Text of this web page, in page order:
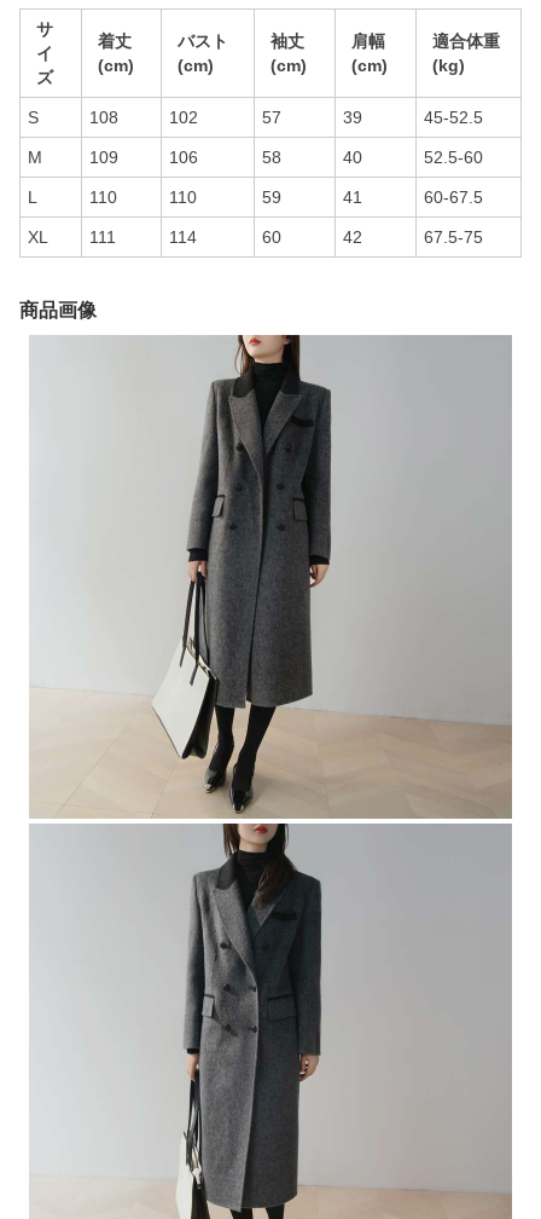
サ
イ
ズ
着丈
(cm)
バスト
(cm)
袖丈
(cm)
肩幅
(cm)
適合体重
(kg)
S 108 102 57 39 45-52.5
M 109 106 58 40 52.5-60
L 110 110 59 41 60-67.5
XL 111 114 60 42 67.5-75
商品画像